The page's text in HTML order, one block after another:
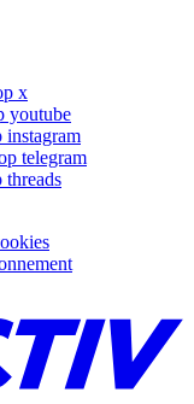
x
youtube
instagram
telegram
threads